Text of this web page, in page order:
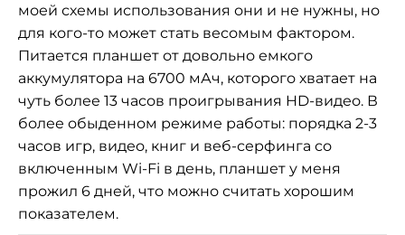
моей схемы использования они и не нужны, но
для кого-то может стать весомым фактором.
Питается планшет от довольно емкого
аккумулятора на 6700 мАч, которого хватает на
чуть более 13 часов проигрывания HD-видео. В
более обыденном режиме работы: порядка 2-3
часов игр, видео, книг и веб-серфинга со
включенным Wi-Fi в день, планшет у меня
прожил 6 дней, что можно считать хорошим
показателем.